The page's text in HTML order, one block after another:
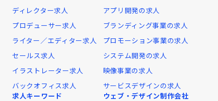
ディレクター求人
プロデューサー求人
ライター／エディター求人
セールス求人
イラストレーター求人
バックオフィス求人
アプリ開発の求人
ブランディング事業の求人
プロモーション事業の求人
システム開発の求人
映像事業の求人
サービスデザインの求人
求人キーワード
ウェブ・デザイン制作会社